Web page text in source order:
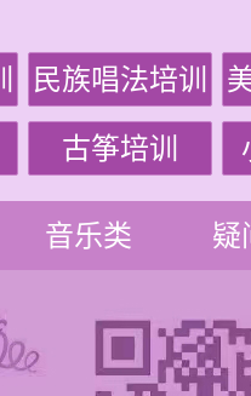
民族唱法培训
古筝培训
音乐类 疑